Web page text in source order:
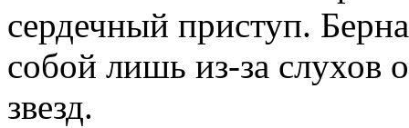
сердечный приступ.
собой лишь из-за слухов
звезд.